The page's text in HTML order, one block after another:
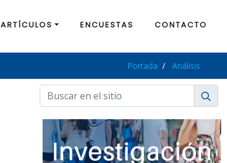
ARTÍCULOS ENCUESTAS CONTACTO
Portada Análisis